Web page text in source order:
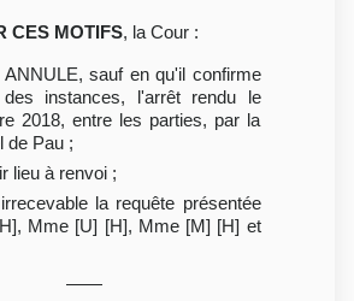
CES MOTIFS, la Cour :
sauf en qu'il confirme
instances, l'arrêt rendu le
2018, entre les parties, par la
de Pau ;
lieu à renvoi ;
la requête présentée
Mme [U] [H], Mme [M] [H] et